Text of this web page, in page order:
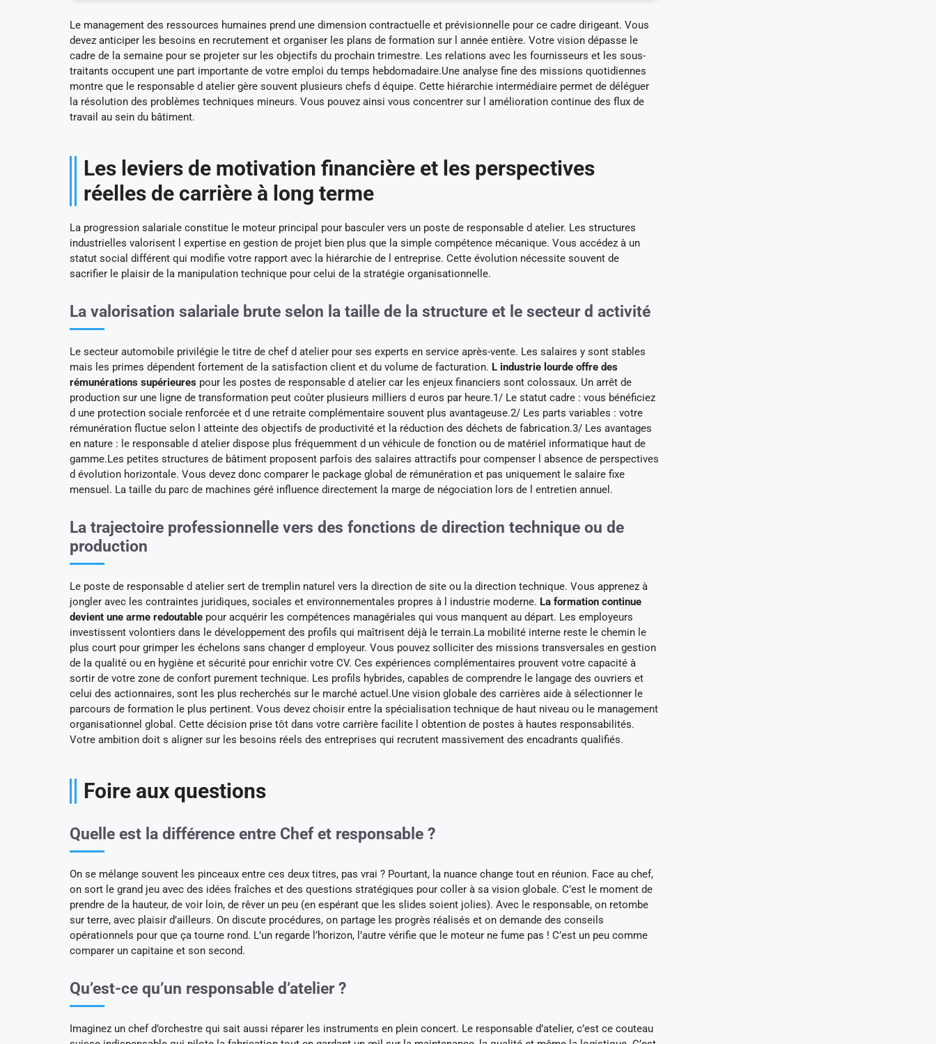
Le management des ressources humaines prend une dimension contractuelle et prévisionnelle pour ce cadre dirigeant. Vous
devez anticiper les besoins en recrutement et organiser les plans de formation sur l année entière. Votre vision dépasse le
cadre de la semaine pour se projeter sur les objectifs du prochain trimestre. Les relations avec les fournisseurs et les sous-
traitants occupent une part importante de votre emploi du temps hebdomadaire.Une analyse fine des missions quotidiennes
montre que le responsable d atelier gère souvent plusieurs chefs d équipe. Cette hiérarchie intermédiaire permet de déléguer
la résolution des problèmes techniques mineurs. Vous pouvez ainsi vous concentrer sur l amélioration continue des flux de
travail au sein du bâtiment.
Les leviers de motivation financière et les perspectives
réelles de carrière à long terme
La progression salariale constitue le moteur principal pour basculer vers un poste de responsable d atelier. Les structures
industrielles valorisent l expertise en gestion de projet bien plus que la simple compétence mécanique. Vous accédez à un
statut social différent qui modifie votre rapport avec la hiérarchie de l entreprise. Cette évolution nécessite souvent de
sacrifier le plaisir de la manipulation technique pour celui de la stratégie organisationnelle.
La valorisation salariale brute selon la taille de la structure et le secteur d activité
Le secteur automobile privilégie le titre de chef d atelier pour ses experts en service après-vente. Les salaires y sont stables
mais les primes dépendent fortement de la satisfaction client et du volume de facturation. L industrie lourde offre des
rémunérations supérieures pour les postes de responsable d atelier car les enjeux financiers sont colossaux. Un arrêt de
production sur une ligne de transformation peut coûter plusieurs milliers d euros par heure.1/ Le statut cadre : vous bénéficiez
d une protection sociale renforcée et d une retraite complémentaire souvent plus avantageuse.2/ Les parts variables : votre
rémunération fluctue selon l atteinte des objectifs de productivité et la réduction des déchets de fabrication.3/ Les avantages
en nature : le responsable d atelier dispose plus fréquemment d un véhicule de fonction ou de matériel informatique haut de
gamme.Les petites structures de bâtiment proposent parfois des salaires attractifs pour compenser l absence de perspectives
d évolution horizontale. Vous devez donc comparer le package global de rémunération et pas uniquement le salaire fixe
mensuel. La taille du parc de machines géré influence directement la marge de négociation lors de l entretien annuel.
La trajectoire professionnelle vers des fonctions de direction technique ou de
production
Le poste de responsable d atelier sert de tremplin naturel vers la direction de site ou la direction technique. Vous apprenez à
jongler avec les contraintes juridiques, sociales et environnementales propres à l industrie moderne. La formation continue
devient une arme redoutable pour acquérir les compétences managériales qui vous manquent au départ. Les employeurs
investissent volontiers dans le développement des profils qui maîtrisent déjà le terrain.La mobilité interne reste le chemin le
plus court pour grimper les échelons sans changer d employeur. Vous pouvez solliciter des missions transversales en gestion
de la qualité ou en hygiène et sécurité pour enrichir votre CV. Ces expériences complémentaires prouvent votre capacité à
sortir de votre zone de confort purement technique. Les profils hybrides, capables de comprendre le langage des ouvriers et
celui des actionnaires, sont les plus recherchés sur le marché actuel.Une vision globale des carrières aide à sélectionner le
parcours de formation le plus pertinent. Vous devez choisir entre la spécialisation technique de haut niveau ou le management
organisationnel global. Cette décision prise tôt dans votre carrière facilite l obtention de postes à hautes responsabilités.
Votre ambition doit s aligner sur les besoins réels des entreprises qui recrutent massivement des encadrants qualifiés.
Foire aux questions
Quelle est la différence entre Chef et responsable ?
On se mélange souvent les pinceaux entre ces deux titres, pas vrai ? Pourtant, la nuance change tout en réunion. Face au chef,
on sort le grand jeu avec des idées fraîches et des questions stratégiques pour coller à sa vision globale. C’est le moment de
prendre de la hauteur, de voir loin, de rêver un peu (en espérant que les slides soient jolies). Avec le responsable, on retombe
sur terre, avec plaisir d’ailleurs. On discute procédures, on partage les progrès réalisés et on demande des conseils
opérationnels pour que ça tourne rond. L’un regarde l’horizon, l’autre vérifie que le moteur ne fume pas ! C’est un peu comme
comparer un capitaine et son second.
Qu’est-ce qu’un responsable d’atelier ?
Imaginez un chef d’orchestre qui sait aussi réparer les instruments en plein concert. Le responsable d’atelier, c’est ce couteau